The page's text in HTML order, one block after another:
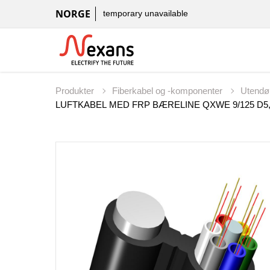
NORGE temporary unavailable
Produkter Fiberkabel og -komponenter